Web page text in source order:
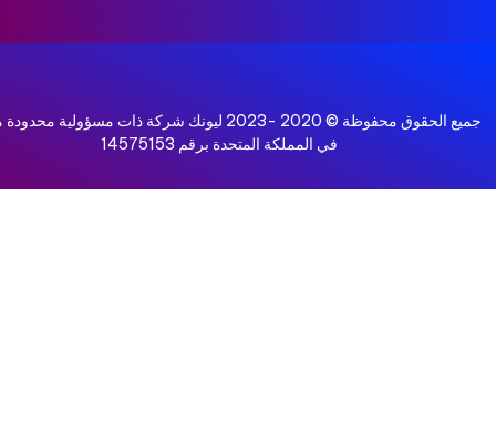
جميع الحقوق محفوظة ©
2020
-2023 ليونك شركة ذات مسؤولية محدودة
في المملكة المتحدة برقم 14575153